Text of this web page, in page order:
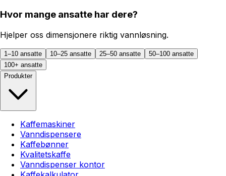
Hvor mange ansatte har dere?
Hjelper oss dimensjonere riktig vannløsning.
1–10 ansatte 10–25 ansatte 25–50 ansatte
50–100 ansatte
100+ ansatte
Produkter
Kaffemaskiner
Vanndispensere
Kaffebønner
Kvalitetskaffe
Vanndispenser kontor